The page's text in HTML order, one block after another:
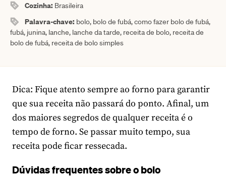
Cozinha: Brasileira
Palavra-chave: bolo, bolo de fubá, como fazer bolo de fubá,
fubá, junina, lanche, lanche da tarde, receita de bolo, receita de
bolo de fubá, receita de bolo simples
Dica: Fique atento sempre ao forno para garantir
que sua receita não passará do ponto. Afinal, um
dos maiores segredos de qualquer receita é o
tempo de forno. Se passar muito tempo, sua
receita pode ficar ressecada.
Dúvidas frequentes sobre o bolo